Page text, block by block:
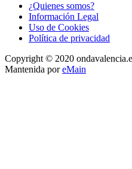
¿Quienes somos?
Información Legal
Uso de Cookies
Política de privacidad
Copyright © 2020
Mantenida poreMain